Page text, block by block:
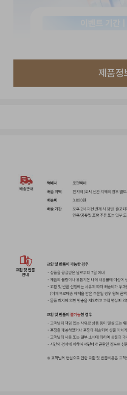
▲올어바웃헤
주문 결제 고객께
한정수량으로
놓
제품정